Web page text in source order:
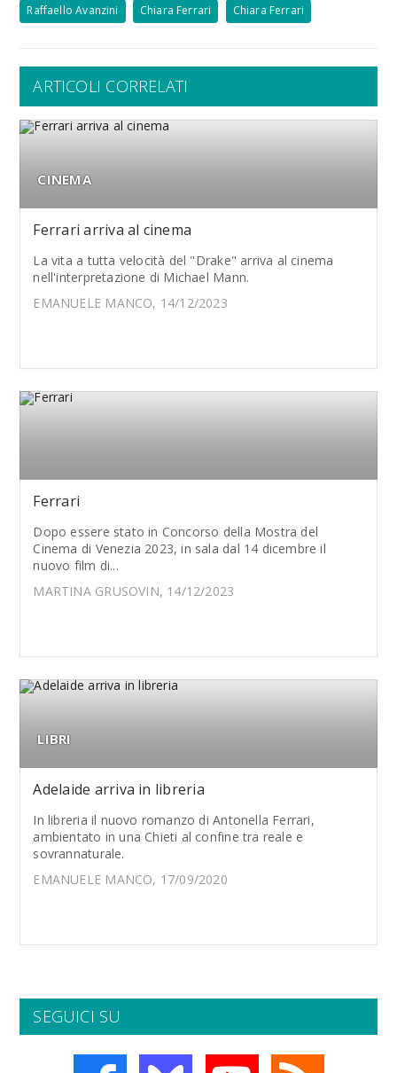
Raffaello Avanzini Chiara Ferrari Chiara Ferrari
ARTICOLI CORRELATI
CINEMA
Ferrari arriva al cinema
La vita a tutta velocità del "Drake" arriva al cinema
nell'interpretazione di Michael Mann.
EMANUELE MANCO, 14/12/2023
Ferrari
Dopo essere stato in Concorso della Mostra del
Cinema di Venezia 2023, in sala dal 14 dicembre il
nuovo film di...
MARTINA GRUSOVIN, 14/12/2023
LIBRI
Adelaide arriva in libreria
In libreria il nuovo romanzo di Antonella Ferrari,
ambientato in una Chieti al confine tra reale e
sovrannaturale.
EMANUELE MANCO, 17/09/2020
SEGUICI SU